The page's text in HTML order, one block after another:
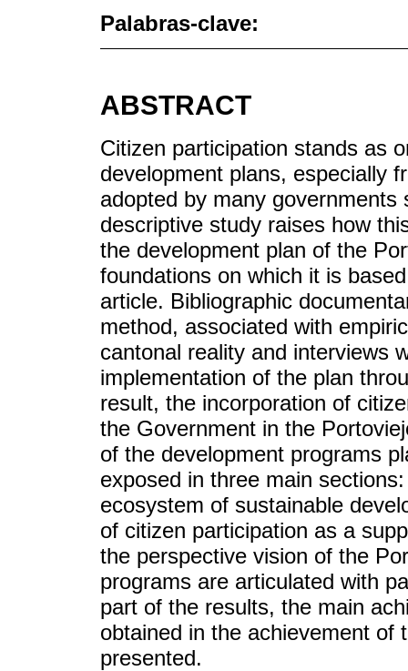
Palabras-clave:
ABSTRACT
Citizen participation stands as
development plans, especially
adopted by many
descriptive study raises how
the development plan of the
foundations on which it is
article. Bibliographic
method, associated with
cantonal reality and interviews
implementation of the plan
result, the incorporation of
the Government in the
of the development programs
exposed in three main
ecosystem of sustainable
of citizen participation as a
the perspective vision of the
programs are articulated with
part of the results, the main
obtained in the achievement of
presented.